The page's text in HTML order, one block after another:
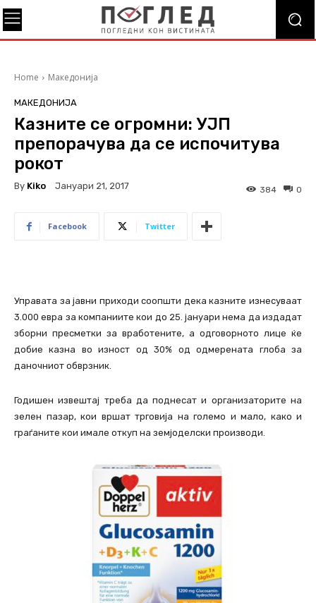
Home Македонија
МАКЕДОНИЈА
Казните се огромни: УЈП
препорачува да се испочитува
рокот
By Kiko Јануари 21, 2017 0
384
Facebook Twitter
Управата за јавни приходи соопшти дека казните изнесуваат
3.000 евра за компаниите кои до 25. јануари нема да издадат
зборни пресметки за вработените, а одговорното лице ќе
добие казна во изност од 30% од одмерената глоба за
даночниот обврзник.
Годишен извештај треба да поднесат и организаторите на
зелен пазар, кои вршат трговија на големо и мало, како и
граѓаните кои имале откуп на земјоделски производи.